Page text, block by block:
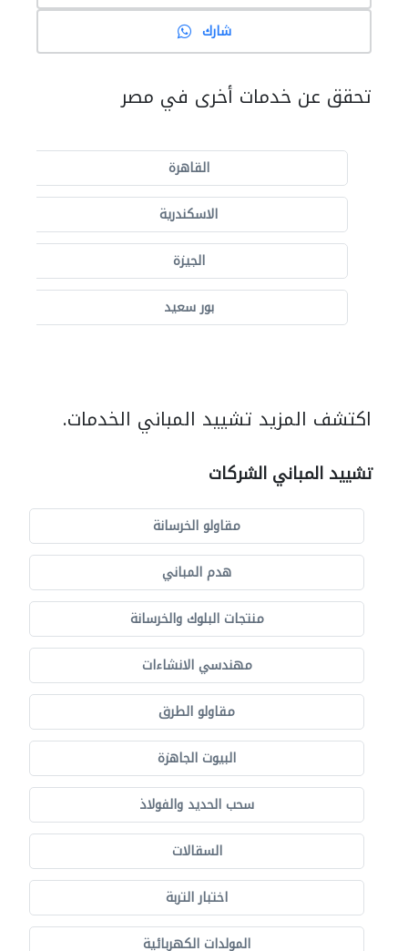
شارك
تحقق عن خدمات أخرى في مصر
القاهرة
الاسكندرية
الجيزة
بور سعيد
اكتشف المزيد تشييد المباني الخدمات.
تشييد المباني الشركات
مقاولو الخرسانة
هدم المباني
منتجات البلوك والخرسانة
مهندسي الانشاءات
مقاولو الطرق
البيوت الجاهزة
سحب الحديد والفولاذ
السقالات
اختبار التربة
المولدات الكهربائية